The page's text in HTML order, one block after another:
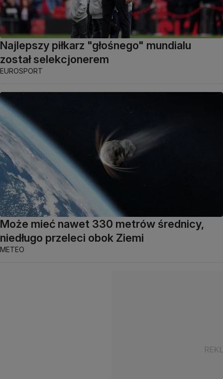
Najlepszy piłkarz "głośnego" mundialu
został selekcjonerem
EUROSPORT
Może mieć nawet 330 metrów średnicy,
niedługo przeleci obok Ziemi
METEO